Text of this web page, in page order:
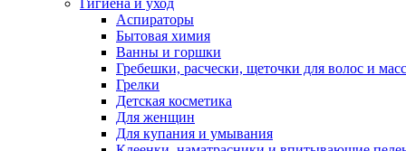
Гигиена и уход
Аспираторы
Бытовая химия
Ванны и горшки
Гребешки, расчески, щеточки для волос и
Грелки
Детская косметика
Для женщин
Для купания и умывания